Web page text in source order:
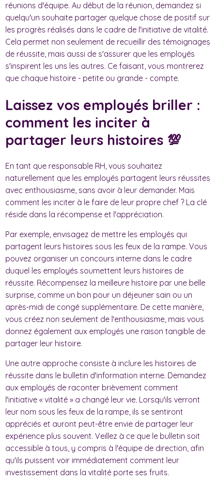
réunions d'équipe. Au début de la réunion, demandez si
quelqu'un souhaite partager quelque chose de positif sur
les progrès réalisés dans le cadre de l'initiative de vitalité.
Cela permet non seulement de recueillir des témoignages
de réussite, mais aussi de s'assurer que les employés
s'inspirent les uns les autres. Ce faisant, vous montrerez
que chaque histoire - petite ou grande - compte.
Laissez vos employés briller :
comment les inciter à
partager leurs histoires 💯
En tant que responsable RH, vous souhaitez
naturellement que les employés partagent leurs réussites
avec enthousiasme, sans avoir à leur demander. Mais
comment les inciter à le faire de leur propre chef ? La clé
réside dans la récompense et l'appréciation.
Par exemple, envisagez de mettre les employés qui
partagent leurs histoires sous les feux de la rampe. Vous
pouvez organiser un concours interne dans le cadre
duquel les employés soumettent leurs histoires de
réussite. Récompensez la meilleure histoire par une belle
surprise, comme un bon pour un déjeuner sain ou un
après-midi de congé supplémentaire. De cette manière,
vous créez non seulement de l'enthousiasme, mais vous
donnez également aux employés une raison tangible de
partager leur histoire.
Une autre approche consiste à inclure les histoires de
réussite dans le bulletin d'information interne. Demandez
aux employés de raconter brièvement comment
l'initiative « vitalité » a changé leur vie. Lorsqu'ils verront
leur nom sous les feux de la rampe, ils se sentiront
appréciés et auront peut-être envie de partager leur
expérience plus souvent. Veillez à ce que le bulletin soit
accessible à tous, y compris à l'équipe de direction, afin
qu'ils puissent voir immédiatement comment leur
investissement dans la vitalité porte ses fruits.